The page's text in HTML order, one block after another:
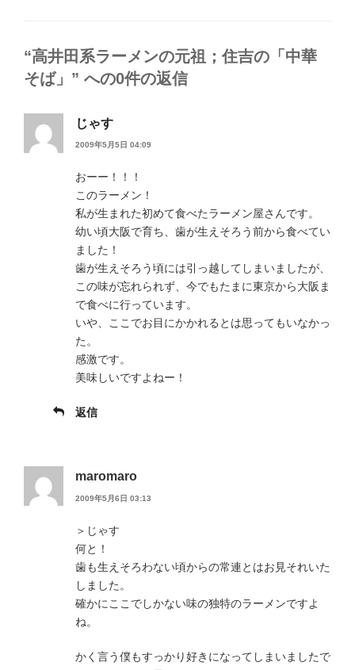
ー
“高井田系ラーメンの元祖；住吉の「中華
そば」” への0件の返信
じゃす
2009年5月5日 04:09
おーー！！！
このラーメン！
私が生まれた初めて食べたラーメン屋さんです。
幼い頃大阪で育ち、歯が生えそろう前から食べてい
ました！
歯が生えそろう頃には引っ越してしまいましたが、
この味が忘れられず、今でもたまに東京から大阪ま
で食べに行っています。
いや、ここでお目にかかれるとは思ってもいなかっ
た。
感激です。
美味しいですよねー！
返信
maromaro
2009年5月6日 03:13
＞じゃす
何と！
歯も生えそろわない頃からの常連とはお見それいた
しました。
確かにここでしかない味の独特のラーメンですよ
ね。
かく言う僕もすっかり好きになってしまいましたで